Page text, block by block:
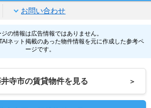
家賃相場から
物件特集から
TOP
お問い合わせ
ジの情報は広告情報ではありません。
ネット掲載のあった物件情報を元に作成した参考ペ
ージです。
寺市の賃貸物件を見る ＞